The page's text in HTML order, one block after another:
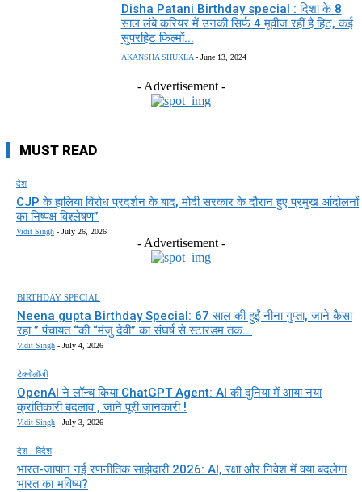
Disha Patani Birthday special : दिशा के 8
साल लंबे करियर में उनकी सिर्फ 4 मूवीज रहीं है हिट, कई
सुपरहिट फिल्मों...
AKANSHA SHUKLA - June 13, 2024
- Advertisement -
MUST READ
देश
CJP के हालिया विरोध प्रदर्शन के बाद, मोदी सरकार के दौरान हुए प्रमुख आंदोलनों
का निष्पक्ष विश्लेषण”
Vidit Singh - July 26, 2026
- Advertisement -
BIRTHDAY SPECIAL
Neena gupta Birthday Special: 67 साल की हुईं नीना गुप्ता, जाने कैसा
रहा ” पंचायत “की “मंजु देवी” का संघर्ष से स्टारडम तक...
Vidit Singh - July 4, 2026
टेक्नोलॉजी
OpenAI ने लॉन्च किया ChatGPT Agent: AI की दुनिया में आया नया
क्रांतिकारी बदलाव , जाने पूरी जानकारी !
Vidit Singh - July 3, 2026
देश - विदेश
भारत-जापान नई रणनीतिक साझेदारी 2026: AI, रक्षा और निवेश में क्या बदलेगा
भारत का भविष्य?